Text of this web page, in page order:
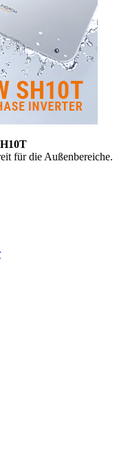
für die Außenbereiche.